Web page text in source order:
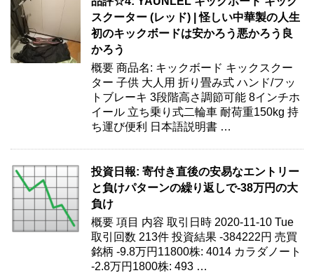
スクーター (レッド) | 怪しい中華製の人生
初のキックボードは安かろう悪かろう良
かろう
概要 商品名: キックボード キックスクー
ター 子供 大人用 折り畳み式 ハンド/フッ
トブレーキ 3段階高さ調節可能 8インチホ
イール 立ち乗り式二輪車 耐荷重150kg 持
ち運び便利 日本語説明書 …
投資日報: 寄付き直後の安易なエントリー
と負けパターンの繰り返しで-38万円の大
負け
概要 項目 内容 取引日時 2020-11-10 Tue
取引回数 213件 投資結果 -384222円 売買
銘柄 -9.8万円11800株: 4014 カラダノート
-2.8万円1800株: 493 …